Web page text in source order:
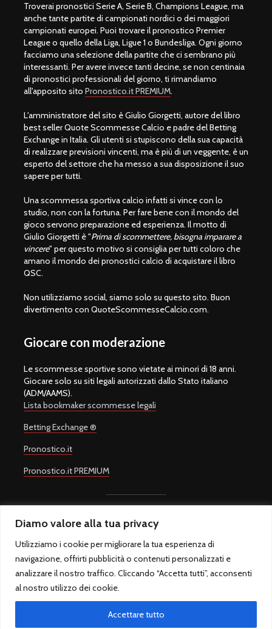
Diamo valore alla tua privacy
Utilizziamo i cookie per migliorare la tua esperienza di
navigazione, offrirti pubblicità o contenuti personalizzati e
analizzare il nostro traffico. Cliccando “Accetta tutti”, acconsenti
al nostro utilizzo dei cookie.
Accettare tutto
Troverai pronostici Serie A, Serie B, Champions League, ma
anche tante partite di campionati nordici o dei maggiori
campionati europei. Puoi trovare il pronostico Premier
League o quello della Liga, Ligue 1 o Bundesliga. Ogni giorno
facciamo una selezione della partite che ci sembrano più
interessanti. Per avere invece tanti decine, se non centinaia
di pronostici professionali del giorno, ti rimandiamo
all'apposito sito Pronostico.it PREMIUM.
L'amministratore del sito è Giulio Giorgetti, autore del libro
best seller Quote Scommesse Calcio e padre del Betting
Exchange in Italia. Gli utenti si stupiscono della sua capacità
di realizzare previsioni vincenti, ma è più di un veggente, è un
esperto del settore che ha messo a sua disposizione il suo
sapere per tutti.
Una scommessa sportiva calcio infatti si vince con lo
studio, non con la fortuna. Per fare bene con il mondo del
gioco servono preparazione ed esperienza. Il motto di
Giulio Giorgetti è "Prima di scommettere, bisogna imparare a
vincere" per questo motivo si consiglia per tutti coloro che
amano il mondo dei pronostici calcio di acquistare il libro
QSC.
Non utilizziamo social, siamo solo su questo sito. Buon
divertimento con QuoteScommesseCalcio.com.
Giocare con moderazione
Le scommesse sportive sono vietate ai minori di 18 anni.
Giocare solo su siti legali autorizzati dallo Stato italiano
(ADM/AAMS).
Lista bookmaker scommesse legali
Betting Exchange ®
Pronostico.it
Pronostico.it PREMIUM
Copyright © 2008-2026.Quote Scommesse Calcio
marchio registrato.
Quote Scommesse Calcio fornisce pronostici sulle principali
competizioni sportive. Il gioco in Italia è regolamentato dall'Agenzia
Dogane e Monopoli ed è riservato ai maggiori di 18 anni.
Tel. 06/5583920 - info@quotescommessecalcio.com -